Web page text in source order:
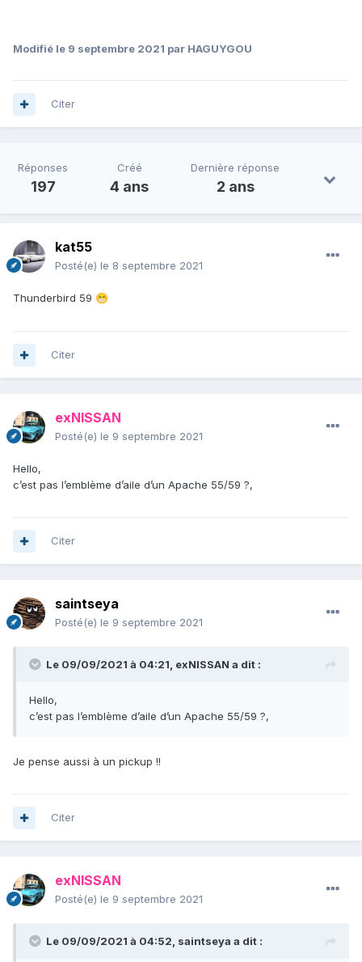
Modifié le 9 septembre 2021 par HAGUYGOU
Citer
Réponses
197
Créé
4 ans
Dernière réponse
2 ans
kat55
Posté(e) le 8 septembre 2021
Thunderbird 59 😁
Citer
exNISSAN
Posté(e) le 9 septembre 2021
Hello,
c’est pas l’emblème d’aile d’un Apache 55/59 ?,
Citer
saintseya
Posté(e) le 9 septembre 2021
Le 09/09/2021 à 04:21, exNISSAN a dit :
Hello,
c’est pas l’emblème d’aile d’un Apache 55/59 ?,
Je pense aussi à un pickup !!
Citer
exNISSAN
Posté(e) le 9 septembre 2021
Le 09/09/2021 à 04:52, saintseya a dit :